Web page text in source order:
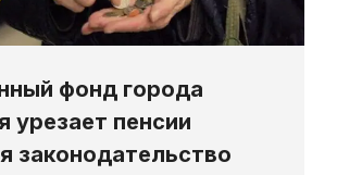
фонд города
урезает пенсии
законодательство